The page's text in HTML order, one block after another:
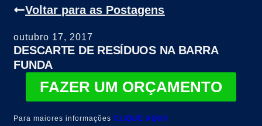
Voltar para as Postagens
outubro 17, 2017
DESCARTE DE RESÍDUOS NA BARRA
FUNDA
FAZER UM ORÇAMENTO
Para maiores informaçõesCLIQUE AQUI!